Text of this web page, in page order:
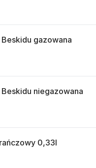
gazowana
niegazowana
0,33l